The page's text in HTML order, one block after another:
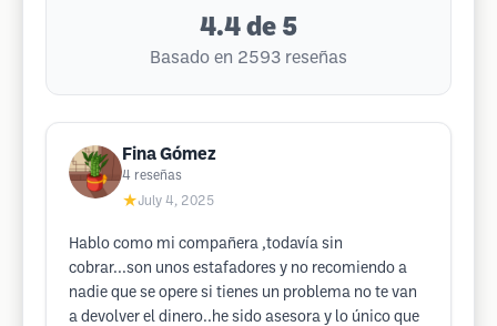
4.4 de 5
Basado en 2593 reseñas
Fina Gómez
4 reseñas
★July 4, 2025
Hablo como mi compañera ,todavía sin
cobrar...son unos estafadores y no recomiendo a
nadie que se opere si tienes un problema no te van
a devolver el dinero..he sido asesora y lo único que